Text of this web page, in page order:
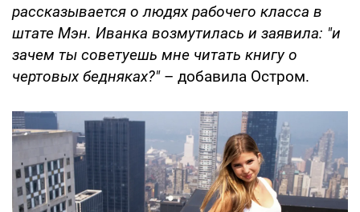
рассказывается о людях рабочего класса в
штате Мэн. Иванка возмутилась и заявила: "и
зачем ты советуешь мне читать книгу о
чертовых бедняках?"– добавила Остром.